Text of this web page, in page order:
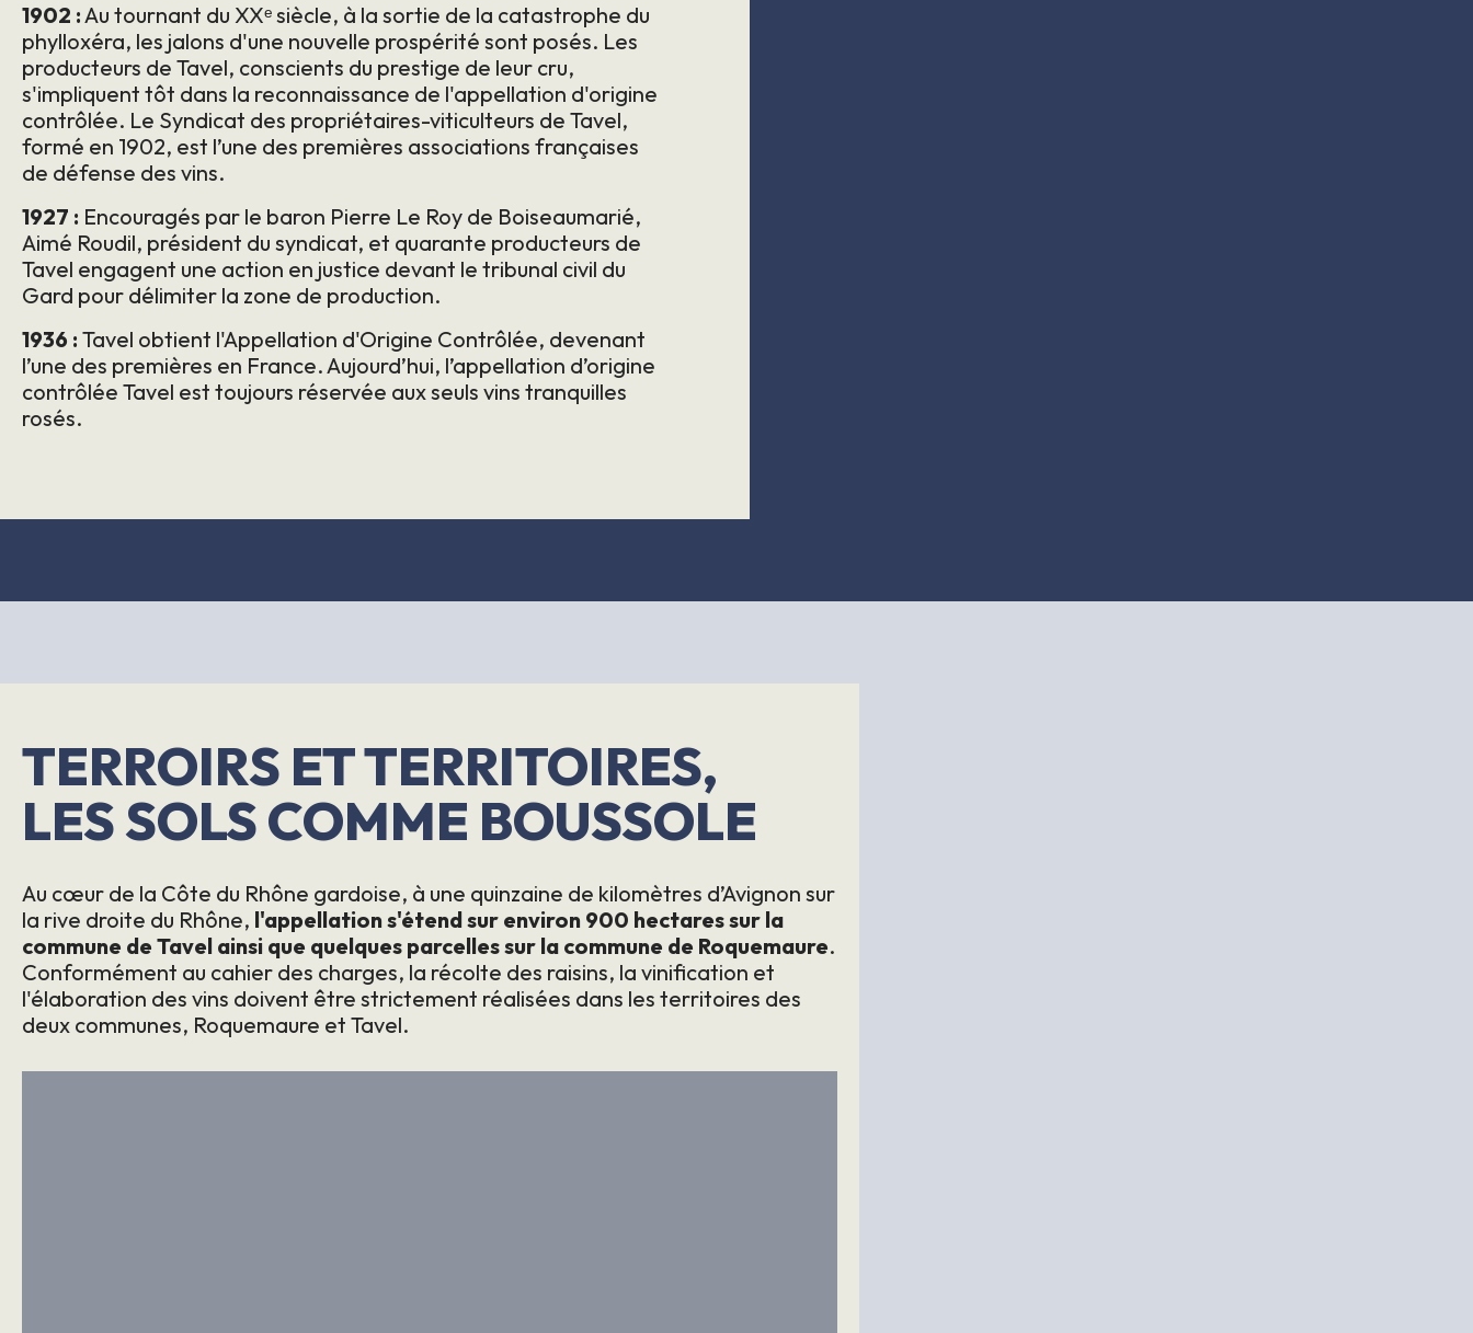
1902 :Au tournant du XXᵉ siècle, à la sortie de la catastrophe du
phylloxéra, les jalons d'une nouvelle prospérité sont posés. Les
producteurs de Tavel, conscients du prestige de leur cru,
s'impliquent tôt dans la reconnaissance de l'appellation d'origine
contrôlée. Le Syndicat des propriétaires-viticulteurs de Tavel,
formé en 1902, est l’une des premières associations françaises
de défense des vins.
1927 : Encouragés par le baron Pierre Le Roy de Boiseaumarié,
Aimé Roudil, président du syndicat, et quarante producteurs de
Tavel engagent une action en justice devant le tribunal civil du
Gard pour délimiter la zone de production.
1936 : Tavel obtient l'Appellation d'Origine Contrôlée, devenant
l’une des premières en France. Aujourd’hui, l’appellation d’origine
contrôlée Tavel est toujours réservée aux seuls vins tranquilles
rosés.
TERROIRS ET TERRITOIRES,
LES SOLS COMME BOUSSOLE
Au cœur de la Côte du Rhône gardoise, à une quinzaine de kilomètres d’Avignon sur
la rive droite du Rhône, l'appellation s'étend sur environ 900 hectares sur la
commune de Tavel ainsi que quelques parcelles sur la commune de Roquemaure.
Conformément au cahier des charges, la récolte des raisins, la vinification et
l'élaboration des vins doivent être strictement réalisées dans les territoires des
deux communes, Roquemaure et Tavel.